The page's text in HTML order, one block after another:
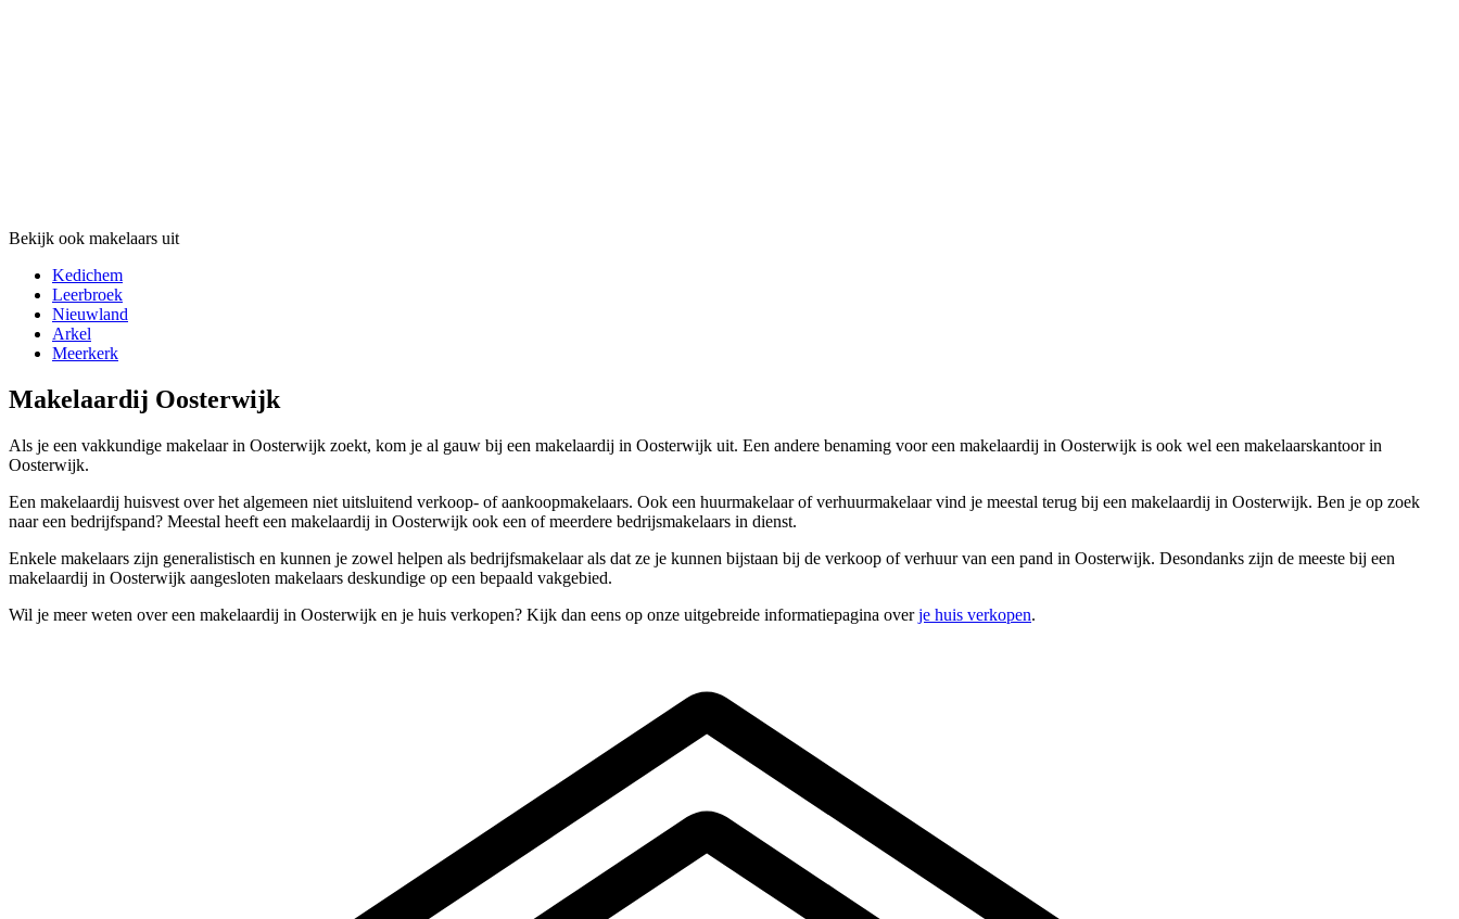
Bekijk ook makelaars uit
Kedichem
Leerbroek
Nieuwland
Arkel
Meerkerk
Makelaardij Oosterwijk
Als je een vakkundige makelaar in Oosterwijk zoekt, kom je al gauw bij een makelaardij in Oosterwijk uit. Een andere benaming voor een makelaardij in Oosterwijk is ook wel een makelaarskantoor in
Oosterwijk.
Een makelaardij huisvest over het algemeen niet uitsluitend verkoop- of aankoopmakelaars. Ook een huurmakelaar of verhuurmakelaar vind je meestal terug bij een makelaardij in Oosterwijk. Ben je op zoek
naar een bedrijfspand? Meestal heeft een makelaardij in Oosterwijk ook een of meerdere bedrijsmakelaars in dienst.
Enkele makelaars zijn generalistisch en kunnen je zowel helpen als bedrijfsmakelaar als dat ze je kunnen bijstaan bij de verkoop of verhuur van een pand in Oosterwijk. Desondanks zijn de meeste bij een
makelaardij in Oosterwijk aangesloten makelaars deskundige op een bepaald vakgebied.
Wil je meer weten over een makelaardij in Oosterwijk en je huis verkopen? Kijk dan eens op onze uitgebreide informatiepagina overje huis verkopen.